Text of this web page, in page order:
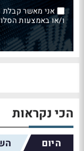
אני מאשר קבלת
ו/או באמצעות הסלולר
הכי נקראות
היום